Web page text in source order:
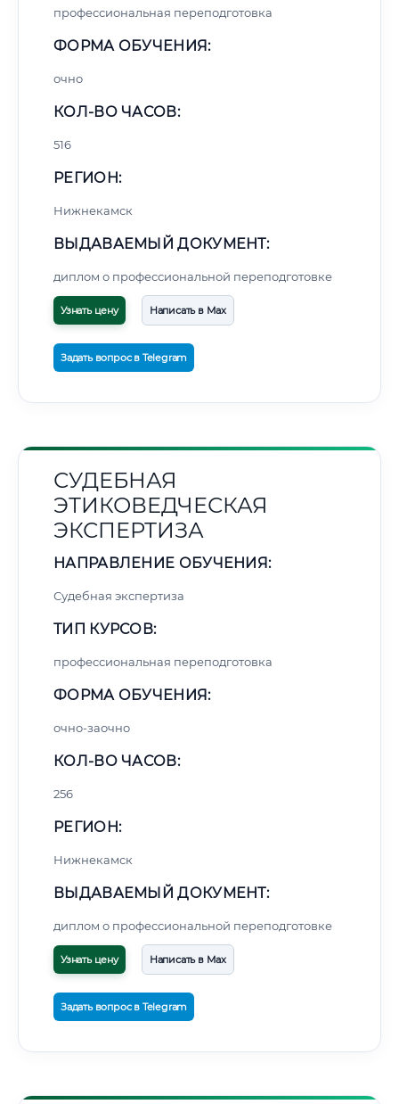
профессиональная переподготовка
ФОРМА ОБУЧЕНИЯ:
очно
КОЛ-ВО ЧАСОВ:
516
РЕГИОН:
Нижнекамск
ВЫДАВАЕМЫЙ ДОКУМЕНТ:
диплом о профессиональной переподготовке
Узнать цену Написать в Max
Задать вопрос в Telegram
СУДЕБНАЯ
ЭТИКОВЕДЧЕСКАЯ
ЭКСПЕРТИЗА
НАПРАВЛЕНИЕ ОБУЧЕНИЯ:
Судебная экспертиза
ТИП КУРСОВ:
профессиональная переподготовка
ФОРМА ОБУЧЕНИЯ:
очно-заочно
КОЛ-ВО ЧАСОВ:
256
РЕГИОН:
Нижнекамск
ВЫДАВАЕМЫЙ ДОКУМЕНТ:
диплом о профессиональной переподготовке
Узнать цену Написать в Max
Задать вопрос в Telegram